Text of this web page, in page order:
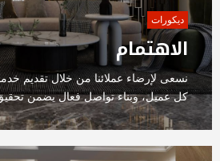
ديكورات
الاهتمام
نسعى لإرضاء عملائنا من خلال تقديم
كل عميل، وبناء تواصل فعال يضمن